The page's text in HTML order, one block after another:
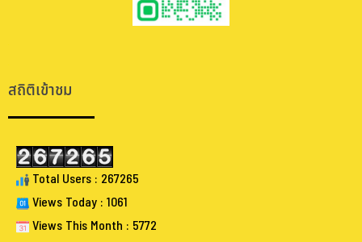
สถิติเข้าชม
Total Users : 267265
Views Today : 1061
Views This Month : 5772